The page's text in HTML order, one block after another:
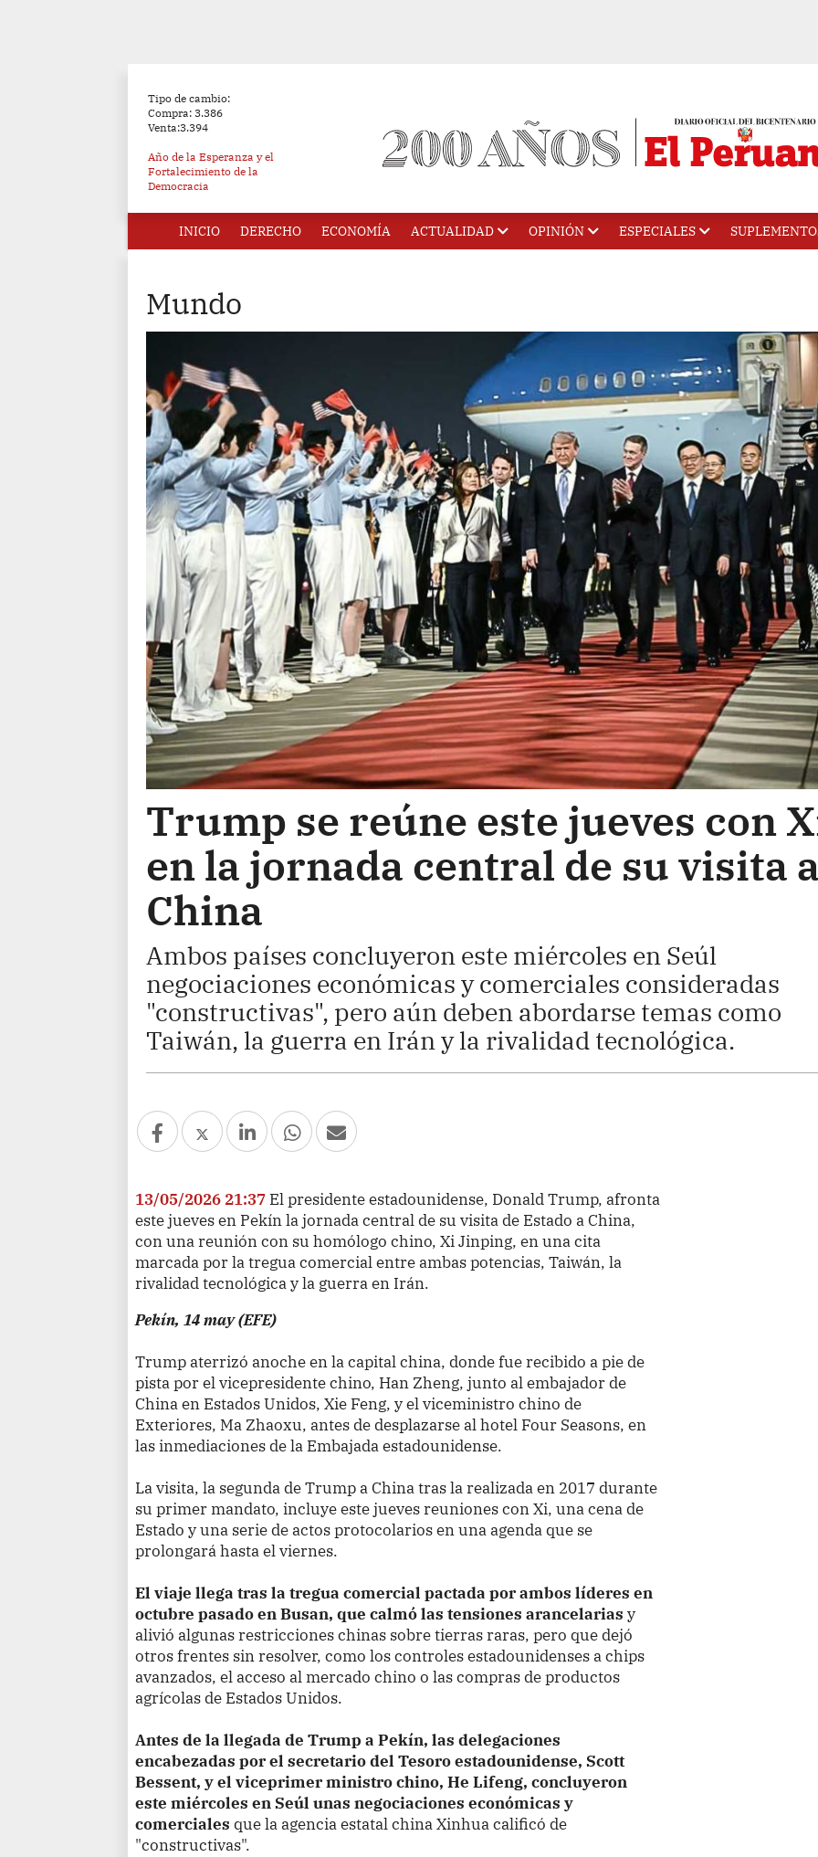
Tipo de cambio:
Compra: 3.386
Venta:3.394
Año de la Esperanza y el
Fortalecimiento de la
Democracia
INICIO DERECHO ECONOMÍA ACTUALIDAD OPINIÓN ESPECIALES
Mundo
Trump se reúne este jueves con
en la jornada central de su visita a
China
Ambos países concluyeron este miércoles en Seúl
negociaciones económicas y comerciales consideradas
"constructivas", pero aún deben abordarse temas como
Taiwán, la guerra en Irán y la rivalidad tecnológica.
13/05/2026 21:37 El presidente estadounidense, Donald Trump, afronta
este jueves en Pekín la jornada central de su visita de Estado a China,
con una reunión con su homólogo chino, Xi Jinping, en una cita
marcada por la tregua comercial entre ambas potencias, Taiwán, la
rivalidad tecnológica y la guerra en Irán.
Pekín, 14 may (EFE)
Trump aterrizó anoche en la capital china, donde fue recibido a pie de
pista por el vicepresidente chino, Han Zheng, junto al embajador de
China en Estados Unidos, Xie Feng, y el viceministro chino de
Exteriores, Ma Zhaoxu, antes de desplazarse al hotel Four Seasons, en
las inmediaciones de la Embajada estadounidense.
La visita, la segunda de Trump a China tras la realizada en 2017 durante
su primer mandato, incluye este jueves reuniones con Xi, una cena de
Estado y una serie de actos protocolarios en una agenda que se
prolongará hasta el viernes.
El viaje llega tras la tregua comercial pactada por ambos líderes en
octubre pasado en Busan, que calmó las tensiones arancelarias y
alivió algunas restricciones chinas sobre tierras raras, pero que dejó
otros frentes sin resolver, como los controles estadounidenses a chips
avanzados, el acceso al mercado chino o las compras de productos
agrícolas de Estados Unidos.
Antes de la llegada de Trump a Pekín, las delegaciones
encabezadas por el secretario del Tesoro estadounidense, Scott
Bessent, y el viceprimer ministro chino, He Lifeng, concluyeron
este miércoles en Seúl unas negociaciones económicas y
comercialesque la agencia estatal china Xinhua calificó de
"constructivas".